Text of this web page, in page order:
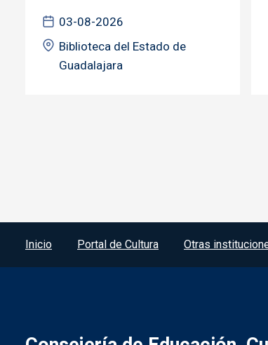
03-08-2026
Biblioteca del Estado de
Guadalajara
Menú del pie
Inicio Portal de Cultura Otras